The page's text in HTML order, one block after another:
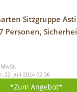
Sitzgruppe
Personen,
Set mit
22. Juli 2024 02:36
*Zum Angebot*